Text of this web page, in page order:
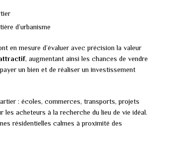
d’urbanisme
en mesure d’évaluer avec précision la valeur
, augmentant ainsi les chances de vendre
un bien et de réaliser un investissement
: écoles, commerces, transports, projets
acheteurs à la recherche du lieu de vie idéal.
résidentielles calmes à proximité des